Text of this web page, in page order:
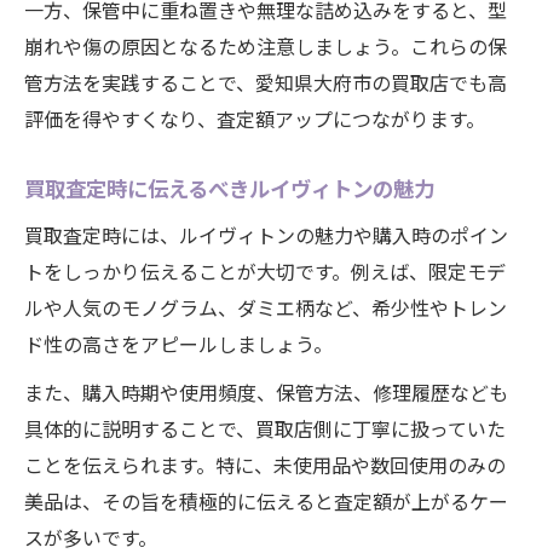
一方、保管中に重ね置きや無理な詰め込みをすると、型
崩れや傷の原因となるため注意しましょう。これらの保
管方法を実践することで、愛知県大府市の買取店でも高
評価を得やすくなり、査定額アップにつながります。
買取査定時に伝えるべきルイヴィトンの魅力
買取査定時には、ルイヴィトンの魅力や購入時のポイン
トをしっかり伝えることが大切です。例えば、限定モデ
ルや人気のモノグラム、ダミエ柄など、希少性やトレン
ド性の高さをアピールしましょう。
また、購入時期や使用頻度、保管方法、修理履歴なども
具体的に説明することで、買取店側に丁寧に扱っていた
ことを伝えられます。特に、未使用品や数回使用のみの
美品は、その旨を積極的に伝えると査定額が上がるケー
スが多いです。